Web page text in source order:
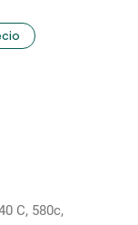
C, 580c,